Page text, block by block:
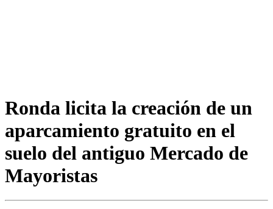
Ronda licita la creación de un
aparcamiento gratuito en el
suelo del antiguo Mercado de
Mayoristas